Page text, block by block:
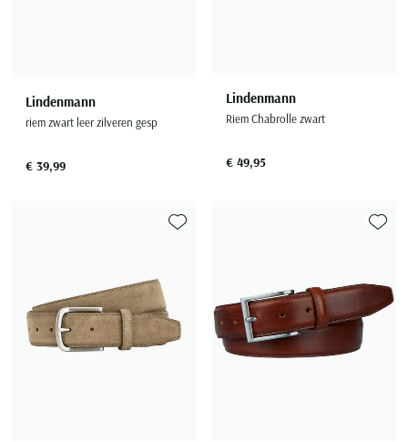
Lindenmann
riem zwart leer zilveren gesp
€ 39,99
Lindenmann
Riem Chabrolle zwart
€ 49,95